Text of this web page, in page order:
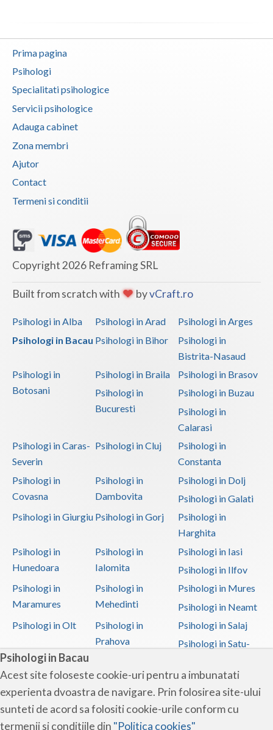
Psihologi in Bacau
Acest site foloseste cookie-uri pentru a imbunatati
experienta dvoastra de navigare. Prin folosirea site-ului
sunteti de acord sa folositi cookie-urile conform cu
termenii si conditiile din "Politica cookies"
Prima pagina
Psihologi
Specialitati psihologice
Servicii psihologice
Adauga cabinet
Zona membri
Ajutor
Contact
Termeni si conditii
Copyright 2026 Reframing SRL
Built from scratch with byvCraft.ro
Psihologi in Alba Psihologi in Arad
Psihologi in Arges
Psihologi in Bacau Psihologi in Bihor
Psihologi in
Bistrita-Nasaud
Psihologi in
Botosani
Psihologi in Braila
Psihologi in Brasov
Psihologi in
Bucuresti
Psihologi in Buzau
Psihologi in
Calarasi
Psihologi in Caras-
Severin
Psihologi in Cluj
Psihologi in
Constanta
Psihologi in
Covasna
Psihologi in
Dambovita
Psihologi in Dolj
Psihologi in Galati
Psihologi in Giurgiu Psihologi in Gorj
Psihologi in
Harghita
Psihologi in
Hunedoara
Psihologi in
Ialomita
Psihologi in Iasi
Psihologi in Ilfov
Psihologi in
Maramures
Psihologi in
Mehedinti
Psihologi in Mures
Psihologi in Neamt
Psihologi in Olt
Psihologi in
Prahova
Psihologi in Salaj
Psihologi in Satu-
Psihologi in Sibiu
Psihologi in
Suceava
Psihologi in
Teleorman
Psihologi in Timis
Psihologi in Tulcea Psihologi in Valcea